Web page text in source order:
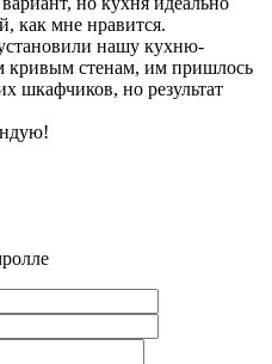
как мне нравится.
нашу кухню-
кривым стенам, им пришлось
шкафчиков, но результат